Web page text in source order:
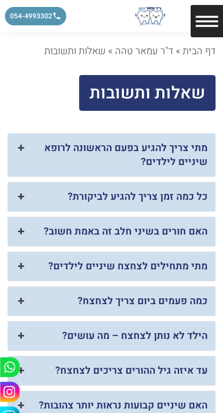
054-4993302
דף הבית » ד"ר עמאר טהה » שאלות ותשובות
שאלות ותשובות
מתי צריך להגיע בפעם הראשונה לרופא
שיניים לילדים?
כל כמה זמן צריך להגיע לביקורת?
האם חורים בשיני חלב זה באמת חשוב?
מתי מתחילים לצחצח שיניים לילדים?
כמה פעמים ביום צריך לצחצח?
הילד לא נותן לצחצח – מה עושים?
עד איזה גיל ההורים צריכים לצחצח?
האם שיניים קבועות נראות יותר צהובות?